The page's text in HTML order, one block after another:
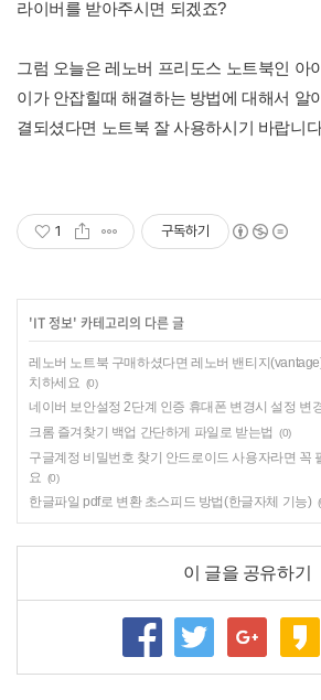
라이버를 받아주시면 되겠죠?
그럼 오늘은 레노버 프리도스 노트북인 아
이가 안잡힐때 해결하는 방법에 대해서 알
결되셨다면 노트북 잘 사용하시기 바랍니
1 구독하기
'IT 정보' 카테고리의 다른 글
레노버 노트북 구매하셨다면 레노버 밴티지
치하세요 (0)
네이버 보안설정 2단계 인증 휴대폰 변경시 설정 변
크롬 즐겨찾기 백업 간단하게 파일로 받는법 (0)
구글계정 비밀번호 찾기 안드로이드 사용자라면 꼭
요 (0)
한글파일 pdf로 변환 초스피드 방법(한글자체 기능)
이 글을 공유하기